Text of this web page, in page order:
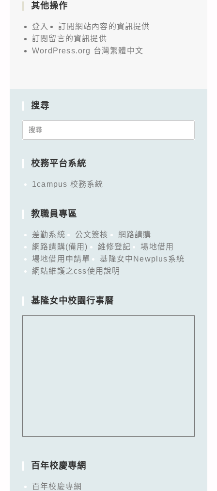
其他操作
登入
訂閱網站內容的資訊提供
訂閱留言的資訊提供
WordPress.org 台灣繁體中文
搜尋
Search
校務平台系統
1campus 校務系統
教職員專區
差勤系統 公文簽核
網路請購
網路請購(備用)
維修登記
場地借用
場地借用申請單
基隆女中Newplus系統
網站維護之css使用說明
基隆女中校園行事曆
百年校慶專網
百年校慶專網